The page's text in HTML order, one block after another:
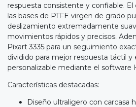
respuesta consistente y confiable. El
las bases de PTFE virgen de grado
deslizamiento extremadamente
movimientos rápidos y precisos.
Pixart 3335 para un seguimiento
dividido para mejor respuesta táctil
personalizable mediante el software
Características destacadas:
Diseño ultraligero con carcasa